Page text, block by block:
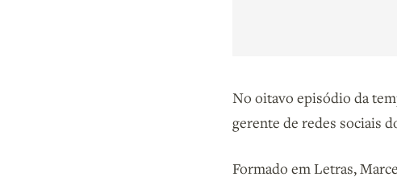
No oitavo episódio da
gerente de redes sociais
Formado em Letras,